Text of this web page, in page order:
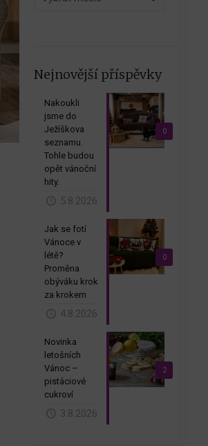
Nejnovější příspěvky
0
Nakoukli
jsme do
Ježíškova
seznamu.
Tohle budou
opět vánoční
hity.
5.8.2026
0
Jak se fotí
Vánoce v
létě?
Proměna
obýváku krok
za krokem
4.8.2026
2
Novinka
letošních
Vánoc –
pistáciové
cukroví
3.8.2026